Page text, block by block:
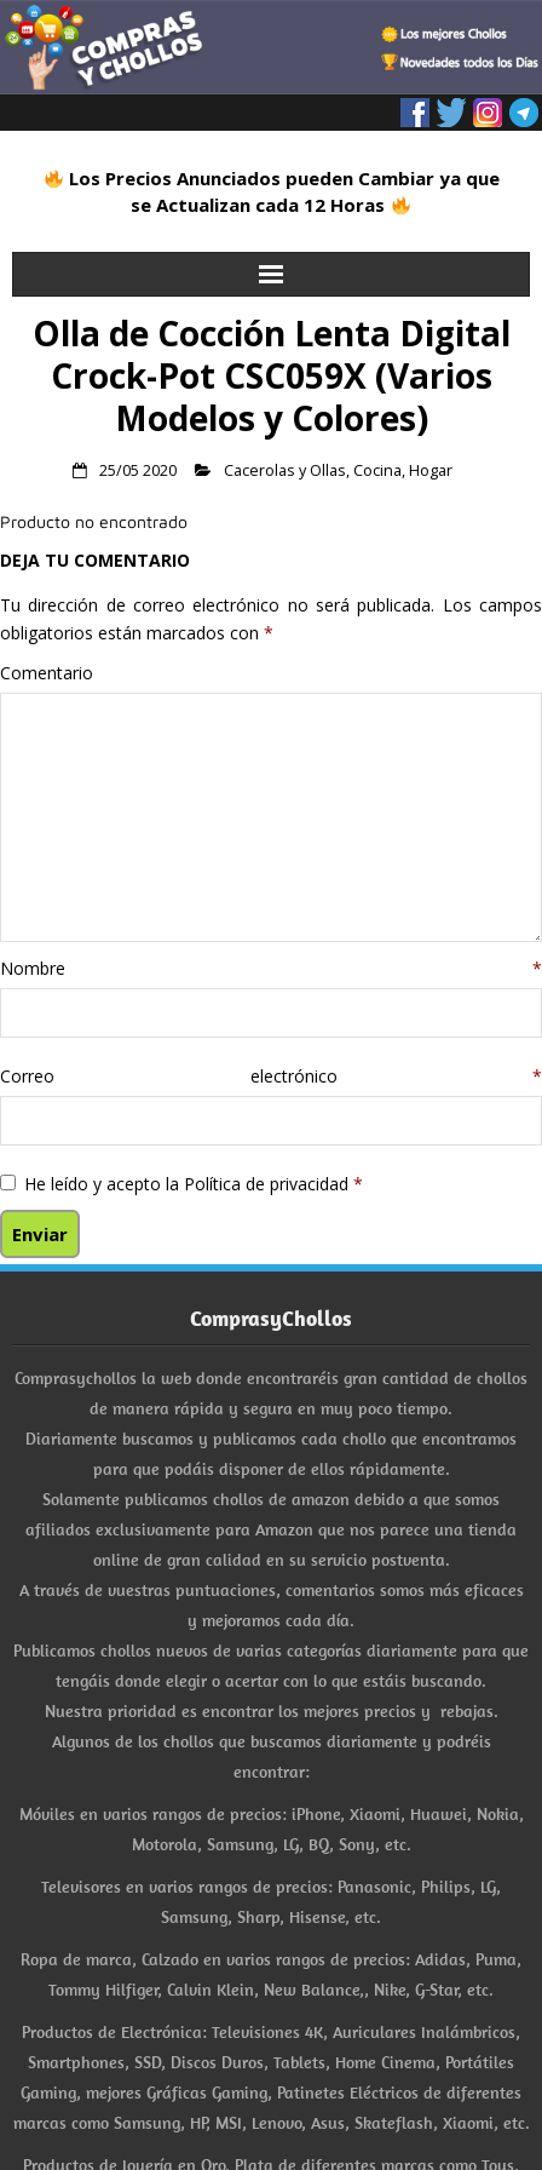
Los Precios Anunciados pueden Cambiar ya que
se Actualizan cada 12 Horas
Inicio
Alimentación
Hogar
Informática
Listas
libros
Olla de Cocción Lenta Digital
Crock-Pot CSC059X (Varios
Modelos y Colores)
25/05 2020 Cacerolas y Ollas,Cocina,Hogar
Producto no encontrado
DEJA TU COMENTARIO
Tu dirección de correo electrónico no será publicada. Los campos
obligatorios están marcados con *
Comentario
Nombre *
Correo electrónico *
He leído y acepto la Política de privacidad *
ComprasyChollos
Comprasychollos la web donde encontraréis gran cantidad de chollos
de manera rápida y segura en muy poco tiempo.
Diariamente buscamos y publicamos cada chollo que encontramos
para que podáis disponer de ellos rápidamente.
Solamente publicamos chollos de amazon debido a que somos
afiliados exclusivamente para Amazon que nos parece una tienda
online de gran calidad en su servicio postventa.
A través de vuestras puntuaciones, comentarios somos más eficaces
y mejoramos cada día.
Publicamos chollos nuevos de varias categorías diariamente para que
tengáis donde elegir o acertar con lo que estáis buscando.
Nuestra prioridad es encontrar los mejores precios y rebajas.
Algunos de los chollos que buscamos diariamente y podréis
encontrar:
Móviles en varios rangos de precios: iPhone, Xiaomi, Huawei, Nokia,
Motorola, Samsung, LG, BQ, Sony, etc.
Televisores en varios rangos de precios: Panasonic, Philips, LG,
Samsung, Sharp, Hisense, etc.
Ropa de marca, Calzado en varios rangos de precios: Adidas, Puma,
Tommy Hilfiger, Calvin Klein, New Balance,, Nike, G-Star, etc.
Productos de Electrónica: Televisiones 4K, Auriculares Inalámbricos,
Smartphones, SSD, Discos Duros, Tablets, Home Cinema, Portátiles
Gaming, mejores Gráficas Gaming, Patinetes Eléctricos de diferentes
marcas como Samsung, HP, MSI, Lenovo, Asus, Skateflash, Xiaomi, etc.
Productos de Joyería en Oro, Plata de diferentes marcas como Tous,